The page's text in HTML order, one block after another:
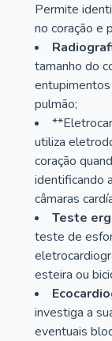
Permite
no coração e
tamanho do
pulmão;
utiliza
coração
identificando
câmaras
Teste
teste de
esteira ou
investiga a
eventuais